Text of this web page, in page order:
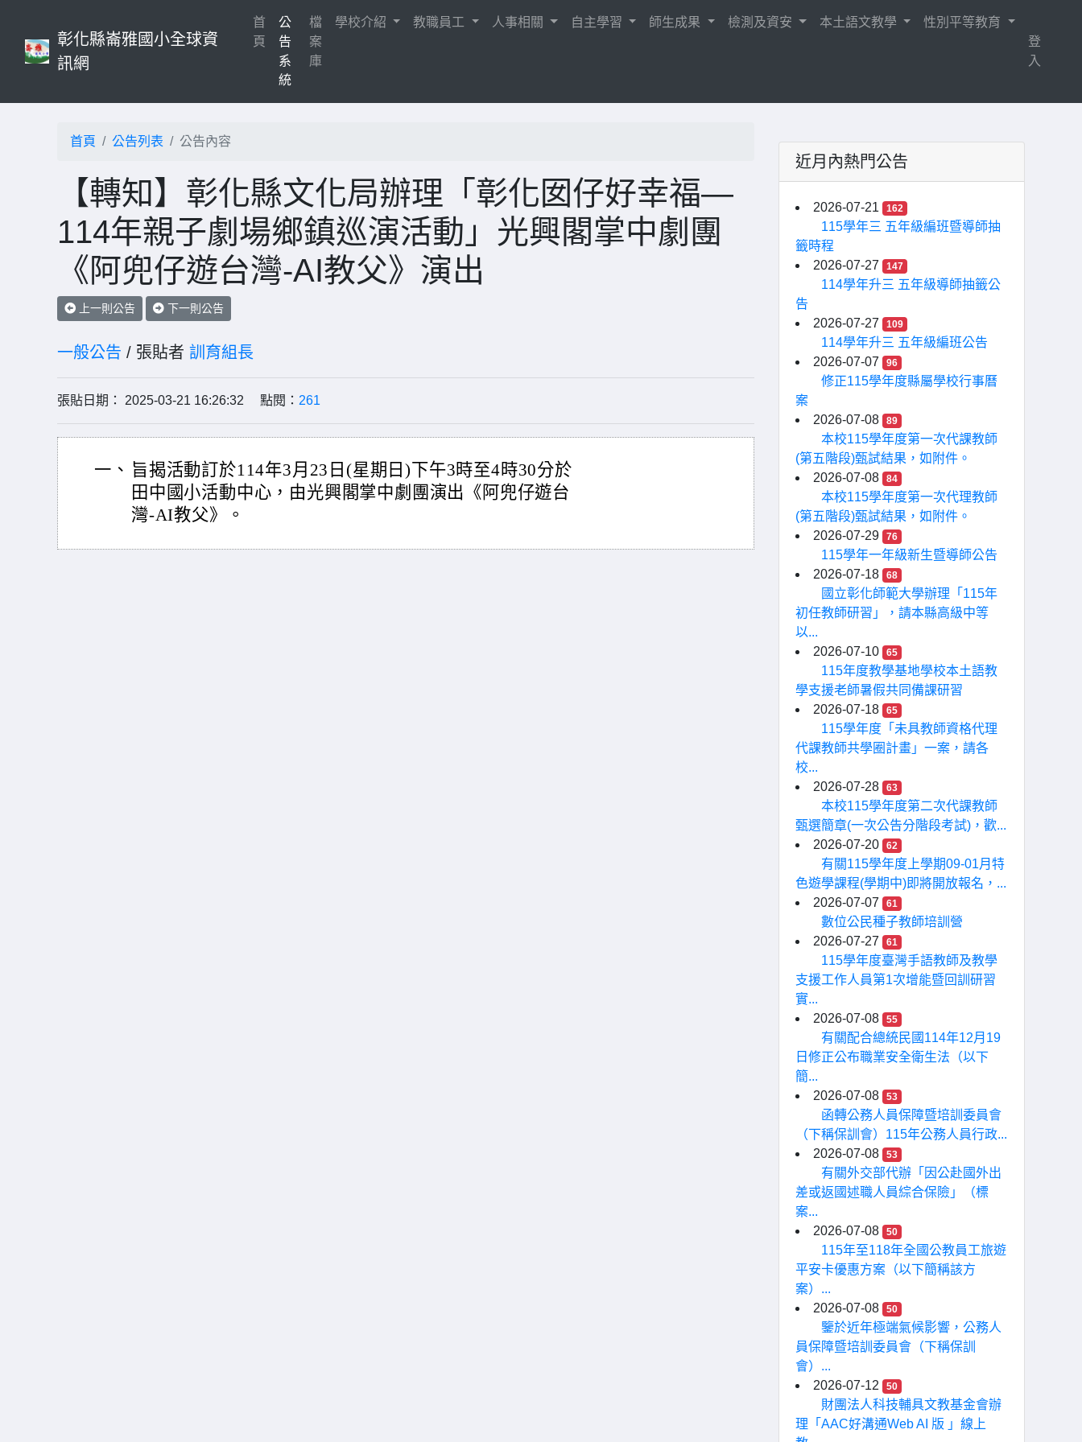
彰化縣崙雅國小全球資
訊網
首
頁 (current)
公
告
系
統
檔
案
庫
學校介紹 教職員工 人事相關 自主學習 師生成果 檢測及資安 本土語文教學
性別平等教育
登
入
首頁 公告列表 公告內容
【轉知】彰化縣文化局辦理「彰化囡仔好幸福—
114年親子劇場鄉鎮巡演活動」光興閣掌中劇團
《阿兜仔遊台灣-AI教父》演出
上一則公告 下一則公告
一般公告 / 張貼者 訓育組長
張貼日期： 2025-03-21 16:26:32 點閱： 261
一、 旨揭活動訂於114年3月23日(星期日)下午3時至4時30分於
田中國小活動中心，由光興閣掌中劇團演出《阿兜仔遊台
灣-AI教父》。
近月內熱門公告
2026-07-21 162
115學年三 五年級編班暨導師抽
籤時程
2026-07-27
147
114學年升三 五年級導師抽籤公
告
2026-07-27
109
114學年升三 五年級編班公告
2026-07-07
96
修正115學年度縣屬學校行事曆
案
2026-07-08
89
本校115學年度第一次代課教師
(第五階段)甄試結果，如附件。
2026-07-08
84
本校115學年度第一次代理教師
(第五階段)甄試結果，如附件。
2026-07-29
76
115學年一年級新生暨導師公告
2026-07-18
68
國立彰化師範大學辦理「115年
初任教師研習」，請本縣高級中等
以...
2026-07-10
65
115年度教學基地學校本土語教
學支援老師暑假共同備課研習
2026-07-18
65
115學年度「未具教師資格代理
代課教師共學圈計畫」一案，請各
校...
2026-07-28
63
本校115學年度第二次代課教師
甄選簡章(一次公告分階段考試)，歡...
2026-07-20
62
有關115學年度上學期09-01月特
色遊學課程(學期中)即將開放報名，...
2026-07-07
61
數位公民種子教師培訓營
2026-07-27
61
115學年度臺灣手語教師及教學
支援工作人員第1次增能暨回訓研習
實...
2026-07-08
55
有關配合總統民國114年12月19
日修正公布職業安全衛生法（以下
簡...
2026-07-08
53
函轉公務人員保障暨培訓委員會
（下稱保訓會）115年公務人員行政...
2026-07-08
53
有關外交部代辦「因公赴國外出
差或返國述職人員綜合保險」（標
案...
2026-07-08
50
115年至118年全國公教員工旅遊
平安卡優惠方案（以下簡稱該方
案）...
2026-07-08
50
鑒於近年極端氣候影響，公務人
員保障暨培訓委員會（下稱保訓
會）...
2026-07-12
50
財團法人科技輔具文教基金會辦
理「AAC好溝通Web AI 版 」線上